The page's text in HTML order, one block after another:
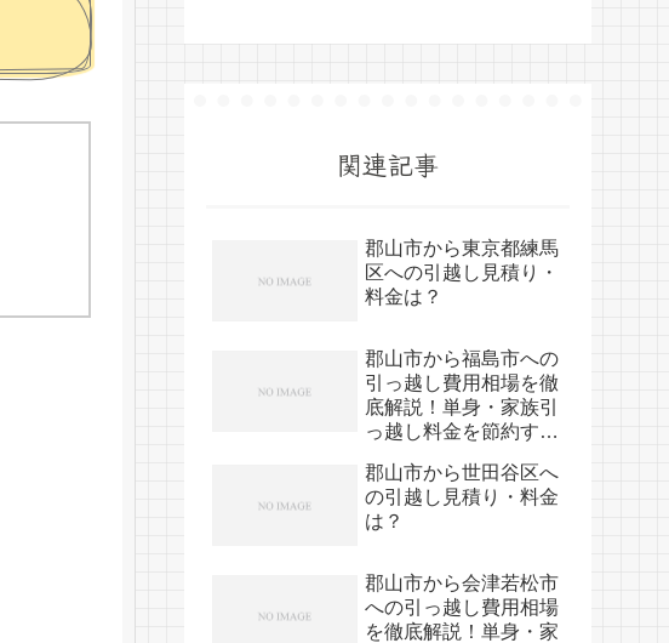
関連記事
郡山市から東京都練馬
区への引越し見積り・
料金は？
郡山市から福島市への
引っ越し費用相場を徹
底解説！単身・家族引
っ越し料金を節約する
郡山市から世田谷区へ
の引越し見積り・料金
は？
郡山市から会津若松市
への引っ越し費用相場
を徹底解説！単身・家